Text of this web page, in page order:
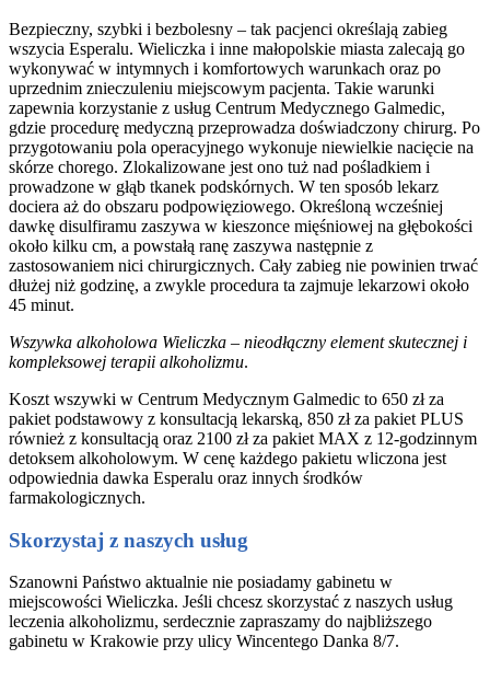
Bezpieczny, szybki i bezbolesny – tak pacjenci określają zabieg
wszycia Esperalu. Wieliczka i inne małopolskie miasta zalecają go
wykonywać w intymnych i komfortowych warunkach oraz po
uprzednim znieczuleniu miejscowym pacjenta. Takie warunki
zapewnia korzystanie z usług Centrum Medycznego Galmedic,
gdzie procedurę medyczną przeprowadza doświadczony chirurg. Po
przygotowaniu pola operacyjnego wykonuje niewielkie nacięcie na
skórze chorego. Zlokalizowane jest ono tuż nad pośladkiem i
prowadzone w głąb tkanek podskórnych. W ten sposób lekarz
dociera aż do obszaru podpowięziowego. Określoną wcześniej
dawkę disulfiramu zaszywa w kieszonce mięśniowej na głębokości
około kilku cm, a powstałą ranę zaszywa następnie z
zastosowaniem nici chirurgicznych. Cały zabieg nie powinien trwać
dłużej niż godzinę, a zwykle procedura ta zajmuje lekarzowi około
45 minut.
Wszywka alkoholowa Wieliczka – nieodłączny element skutecznej i
kompleksowej terapii alkoholizmu.
Koszt wszywki w Centrum Medycznym Galmedic to 650 zł za
pakiet podstawowy z konsultacją lekarską, 850 zł za pakiet PLUS
również z konsultacją oraz 2100 zł za pakiet MAX z 12-godzinnym
detoksem alkoholowym. W cenę każdego pakietu wliczona jest
odpowiednia dawka Esperalu oraz innych środków
farmakologicznych.
Skorzystaj z naszych usług
Szanowni Państwo aktualnie nie posiadamy gabinetu w
miejscowości Wieliczka. Jeśli chcesz skorzystać z naszych usług
leczenia alkoholizmu, serdecznie zapraszamy do najbliższego
gabinetu w Krakowie przy ulicy Wincentego Danka 8/7.